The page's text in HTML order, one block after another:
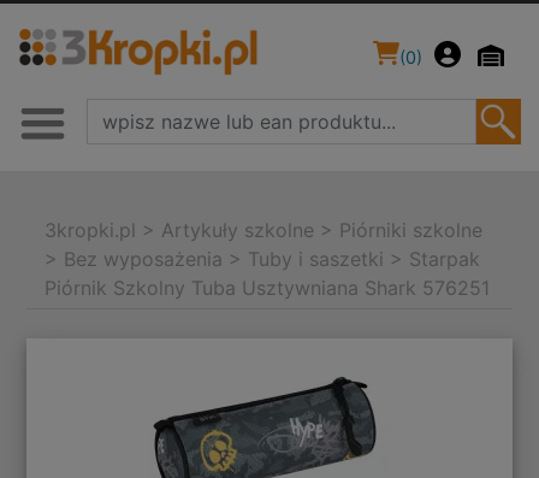
(0)
3kropki.pl > Artykuły szkolne > Piórniki szkolne
> Bez wyposażenia > Tuby i saszetki > Starpak
Piórnik Szkolny Tuba Usztywniana Shark 576251